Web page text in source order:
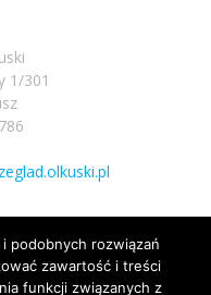
1/301
podobnych rozwiązań
zawartość i treści
funkcji związanych z